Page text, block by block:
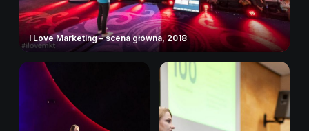
I Love Marketing – scena główna, 2018